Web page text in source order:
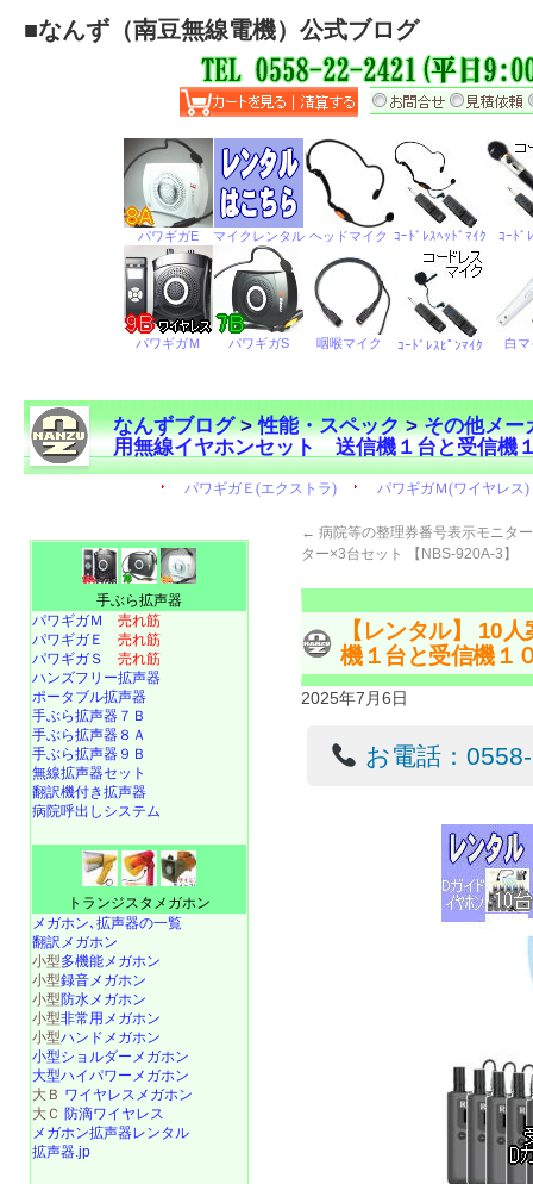
■なんず（南豆無線電機）公式ブログ
なんずブログ>性能・スペック>その他メー
用無線イヤホンセット 送信機１台と受信機
← 病院等の整理券番号表示モニタ
ター×3台セット 【NBS-920A-3】
【レンタル】 10
機１台と受信機１
2025年7月6日
お電話：
手ぶら拡声器
パワギガＭ 売れ筋
パワギガＥ 売れ筋
パワギガＳ 売れ筋
ハンズフリー拡声器
ポータブル拡声器
手ぶら拡声器７Ｂ
手ぶら拡声器８Ａ
手ぶら拡声器９Ｂ
無線拡声器セット
翻訳機付き拡声器
病院呼出しシステム
トランジスタメガホン
メガホン､拡声器の一覧
翻訳メガホン
小型多機能メガホン
小型録音メガホン
小型防水メガホン
小型非常用メガホン
小型ハンドメガホン
小型ショルダーメガホン
大型ハイパワーメガホン
大Ｂ ワイヤレスメガホン
大Ｃ 防滴ワイヤレス
メガホン拡声器レンタル
拡声器.jp